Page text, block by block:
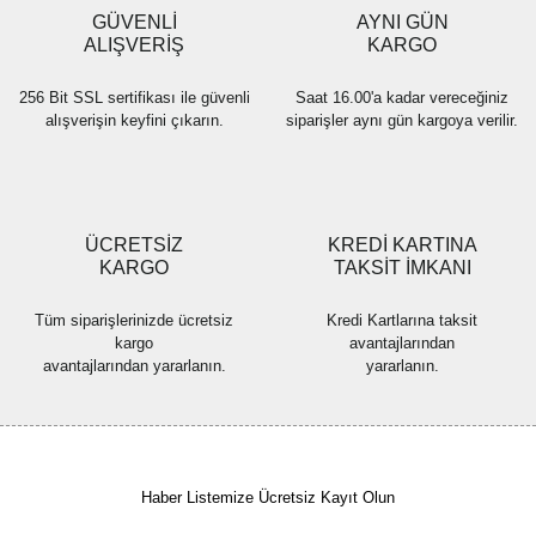
Ürün fiyatı diğer sitelerden daha pahalı.
Bu ürüne benzer farklı alternatifler olmalı.
GÜVENLİ
ALIŞVERİŞ
256 Bit SSL sertifikası ile güvenli
alışverişin keyfini çıkarın.
AYNI GÜN
KARGO
Saat 16.00'a kadar vereceğiniz
siparişler aynı gün kargoya verilir.
ÜCRETSİZ
KARGO
Tüm siparişlerinizde ücretsiz
kargo
avantajlarından yararlanın.
KREDİ KARTINA
TAKSİT İMKANI
Kredi Kartlarına taksit
avantajlarından
yararlanın.
Haber Listemize Ücretsiz Kayıt Olun